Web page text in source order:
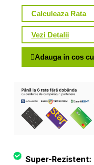
Calculeaza Rata
Vezi Detalii
Adauga in cos
Super-Rezistent: